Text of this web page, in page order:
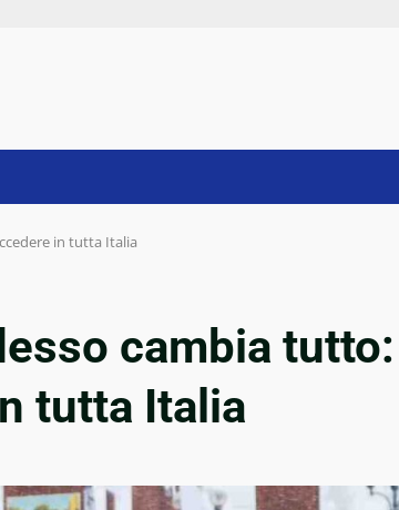
in tutta Italia
cambia tutto:
tutta Italia